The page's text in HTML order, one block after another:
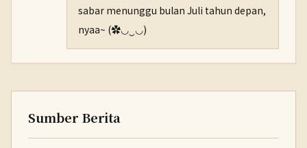
sabar menunggu bulan Juli tahun depan,
nyaa~ (✿◡‿◡)
Sumber Berita